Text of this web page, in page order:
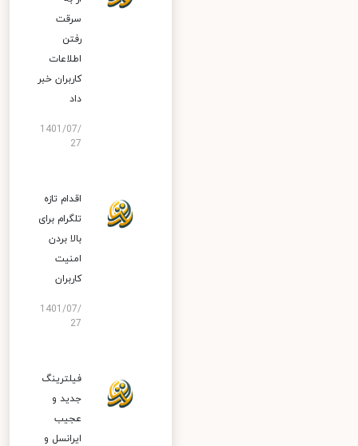
سرقت
رفتن
اطلاعات
کاربران خبر
داد
1401/07/
27
اقدام تازه
تلگرام برای
بالا بردن
امنیت
کاربران
1401/07/
27
فیلترینگ
جدید و
عجیب
ایرانسل و